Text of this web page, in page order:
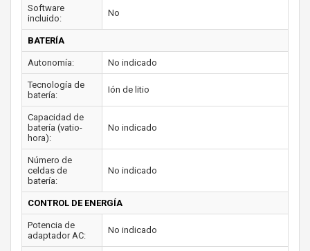
Software
incluido:
No
BATERÍA
Autonomía: No indicado
Tecnología de
batería:
Ión de litio
Capacidad de
batería (vatio-
hora):
No indicado
Número de
celdas de
batería:
No indicado
CONTROL DE ENERGÍA
Potencia de
adaptador AC:
No indicado